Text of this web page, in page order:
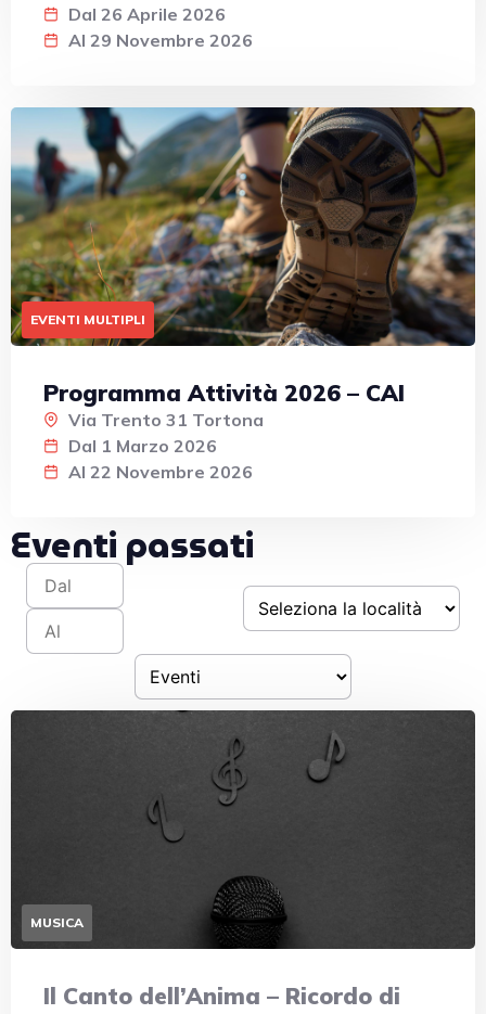
Dal 26 Aprile 2026
Al 29 Novembre 2026
EVENTI MULTIPLI
Programma Attività 2026 – CAI
Via Trento 31 Tortona
Dal 1 Marzo 2026
Al 22 Novembre 2026
Eventi passati
MUSICA
Il Canto dell’Anima – Ricordo di